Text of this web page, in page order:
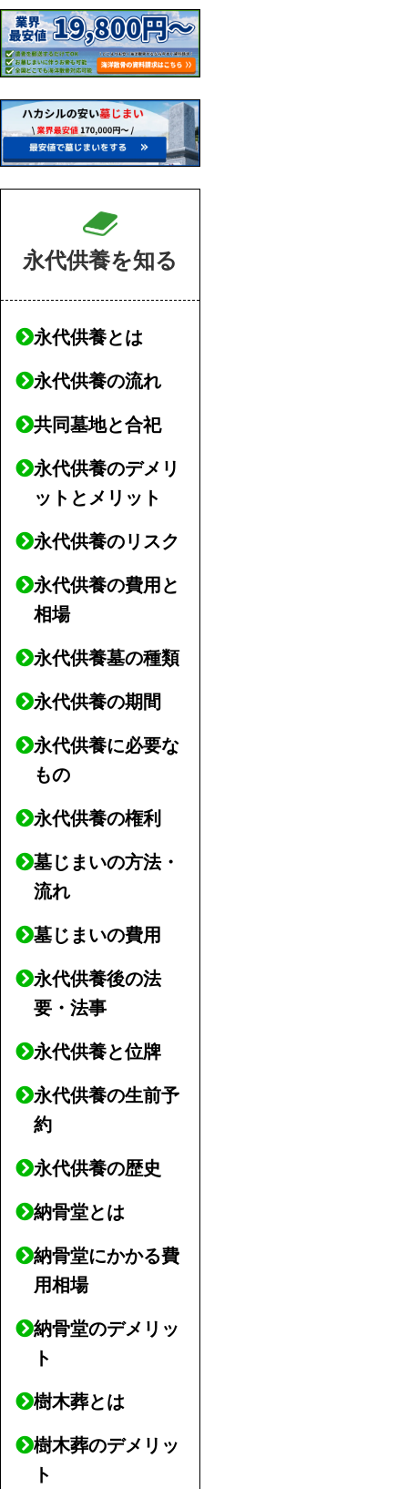
永代供養を知る
永代供養とは
永代供養の流れ
共同墓地と合祀
永代供養のデメリ
ットとメリット
永代供養のリスク
永代供養の費用と
相場
永代供養墓の種類
永代供養の期間
永代供養に必要な
もの
永代供養の権利
墓じまいの方法・
流れ
墓じまいの費用
永代供養後の法
要・法事
永代供養と位牌
永代供養の生前予
約
永代供養の歴史
納骨堂とは
納骨堂にかかる費
用相場
納骨堂のデメリッ
ト
樹木葬とは
樹木葬のデメリッ
ト